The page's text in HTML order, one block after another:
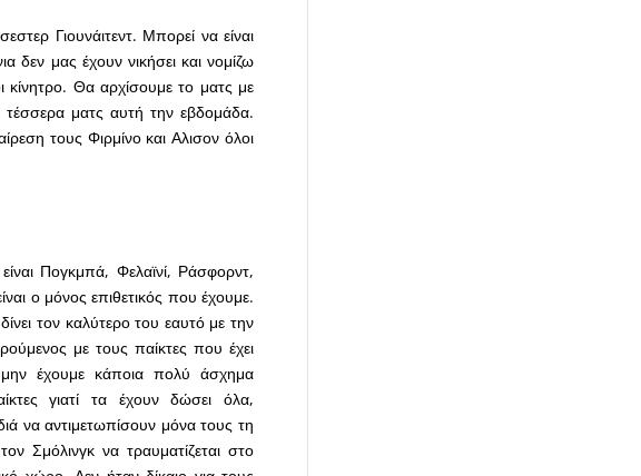
Γιουνάιτεντ. Μπορεί να είναι
δεν μας έχουν νικήσει και νομίζω
κίνητρο. Θα αρχίσουμε το ματς με
τέσσερα ματς αυτή την εβδομάδα.
τους Φιρμίνο και Αλισον όλοι
Πογκμπά, Φελαϊνί, Ράσφορντ,
ο μόνος επιθετικός που έχουμε.
τον καλύτερο του εαυτό με την
με τους παίκτες που έχει
έχουμε κάποια πολύ άσχημα
γιατί τα έχουν δώσει όλα,
να αντιμετωπίσουν μόνα τους τη
Σμόλινγκ να τραυματίζεται στο